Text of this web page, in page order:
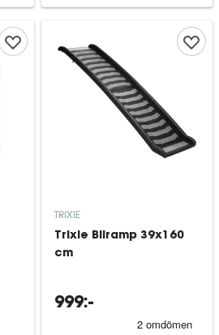
TRIXIE
Trixie Bilramp 39x160
cm
999:-